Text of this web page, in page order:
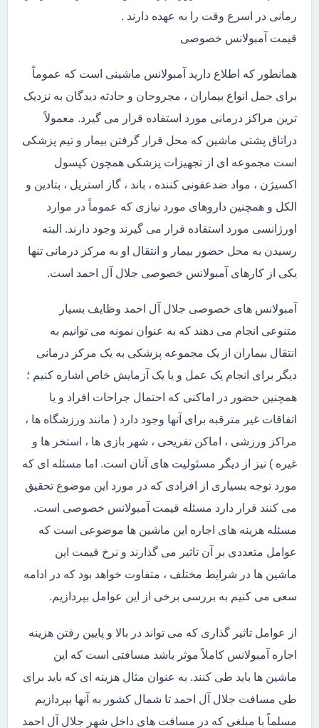
رمانی در اسرع وقت را به عهده دارند .
قیمت آمبولانس خصوصی
همانطور که اطلاع دارید آمبولانس ماشینی است که عموماً
برای حمل انواع بیماران ، مجروحان و حادثه دیدگان به نزدیک
ترین مراکز درمانی مورد استفاده قرار می گیرد. معمولاً
دراتاق پشتی ماشین که محل قرار گرفتن بیمار و تیم پزشکی
است مجموعه ای از تجهیزات پزشکی همچون کپسول
اکسیژن ، مواد ضدعفونی کننده ، باند ، گاز استریل ، بتادین و
الکل و همچنین داروهای مورد نیازی که عموماً در موارد
اورژانسی مورد استفاده قرار می گیرند وجود دارند. البته
رسیدن به محل حضور بیمار و انتقال او به مرکز درمانی تنها
یکی از کارهای آمبولانس خصوصی جلال آل احمد است.
آمبولانس های خصوصی جلال آل احمد وظایف بسیار
متنوعی انجام می دهند که به عنوان نمونه می توانیم به
انتقال بیماران از یک مجموعه پزشکی به یک مرکز درمانی
دیگر برای انجام یک عمل و یا یک آزمایش خاص اشاره کنیم ؛
همچنین حضور در اماکنی که احتمال جراحات افراد و یا
اتفاقات غیر مترقبه برای آنها وجود دارد ( مانند ورزشگاه ها ،
مراکز ورزشی ، اماکن تفریحی ، شهر بازی ها ، استخر ها و
غیره ) نیز از دیگر مسئولیت های آنان است. اما مسئله ای که
مورد توجه بسیاری از افرادی که در مورد این موضوع تحقیق
می کنند قرار دارد مسئله قیمت آمبولانس خصوصی است.
مسئله هزینه های اجاره این ماشین ها موضوعی است که
عوامل متعددی بر آن تاثیر می گذارند و نرخ قیمت این
ماشین ها در شرایط مختلف ، متفاوت خواهد بود که در ادامه
سعی می کنیم به بررسی برخی از این عوامل بپردازیم.
از عوامل تاثیر گذاری که می تواند در بالا و پایین رفتن هزینه
اجاره آمبولانس کاملاً موثر باشد مسافتی است که این
ماشین ها باید طی کنند. به عنوان مثال هزینه ای که باید برای
طی مسافت جلال آل احمد تا شمال کشور به آنها بپردازیم
مسلماً با مبلغی که در مسافت های داخل شهر جلال آل احمد